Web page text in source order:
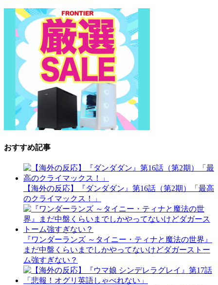
おすすめ記事
【海外の反応】『ダンダダン』第16話（第2期）「最高
のクライマックス！」
『ワンダーランズ ～タイニー・ティナと魔法の世界』
まだ中盤くらいまでしかやってないけどダガーストー
ム強すぎない？